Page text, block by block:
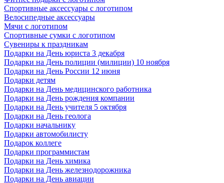
Спортивные аксессуары с логотипом
Велосипедные аксессуары
Мячи с логотипом
Спортивные сумки с логотипом
Сувениры к праздникам
Подарки на День юриста 3 декабря
Подарки на День полиции (милиции) 10 ноября
Подарки на День России 12 июня
Подарки детям
Подарки на День медицинского работника
Подарки на День рождения компании
Подарки на День учителя 5 октября
Подарки на День геолога
Подарки начальнику
Подарки автомобилисту
Подарок коллеге
Подарки программистам
Подарки на День химика
Подарки на День железнодорожника
Подарки на День авиации